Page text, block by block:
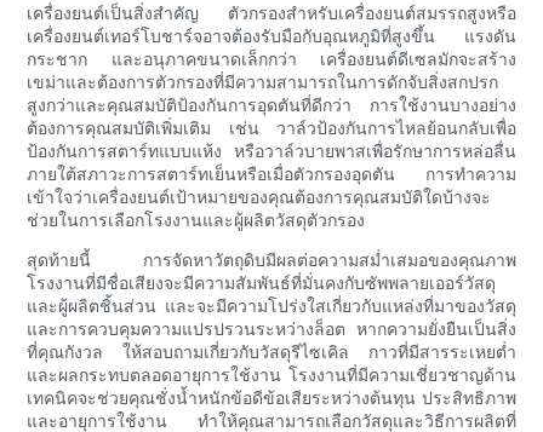
เครื่องยนต์เป็นสิ่งสำคัญ ตัวกรองสำหรับเครื่องยนต์สมรรถสูงหรือ
เครื่องยนต์เทอร์โบชาร์จอาจต้องรับมือกับอุณหภูมิที่สูงขึ้น แรงดัน
กระชาก และอนุภาคขนาดเล็กกว่า เครื่องยนต์ดีเซลมักจะสร้าง
เขม่าและต้องการตัวกรองที่มีความสามารถในการดักจับสิ่งสกปรก
สูงกว่าและคุณสมบัติป้องกันการอุดตันที่ดีกว่า การใช้งานบางอย่าง
ต้องการคุณสมบัติเพิ่มเติม เช่น วาล์วป้องกันการไหลย้อนกลับเพื่อ
ป้องกันการสตาร์ทแบบแห้ง หรือวาล์วบายพาสเพื่อรักษาการหล่อลื่น
ภายใต้สภาวะการสตาร์ทเย็นหรือเมื่อตัวกรองอุดตัน การทำความ
เข้าใจว่าเครื่องยนต์เป้าหมายของคุณต้องการคุณสมบัติใดบ้างจะ
ช่วยในการเลือกโรงงานและผู้ผลิตวัสดุตัวกรอง
สุดท้ายนี้ การจัดหาวัตถุดิบมีผลต่อความสม่ำเสมอของคุณภาพ
โรงงานที่มีชื่อเสียงจะมีความสัมพันธ์ที่มั่นคงกับซัพพลายเออร์วัสดุ
และผู้ผลิตชิ้นส่วน และจะมีความโปร่งใสเกี่ยวกับแหล่งที่มาของวัสดุ
และการควบคุมความแปรปรวนระหว่างล็อต หากความยั่งยืนเป็นสิ่ง
ที่คุณกังวล ให้สอบถามเกี่ยวกับวัสดุรีไซเคิล กาวที่มีสารระเหยต่ำ
และผลกระทบตลอดอายุการใช้งาน โรงงานที่มีความเชี่ยวชาญด้าน
เทคนิคจะช่วยคุณชั่งน้ำหนักข้อดีข้อเสียระหว่างต้นทุน ประสิทธิภาพ
และอายุการใช้งาน ทำให้คุณสามารถเลือกวัสดุและวิธีการผลิตที่